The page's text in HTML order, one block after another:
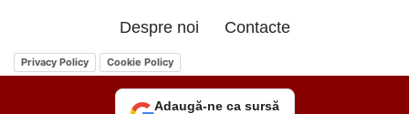
Despre noi Contacte
Privacy Policy Cookie Policy
Adaugă-ne ca sursă